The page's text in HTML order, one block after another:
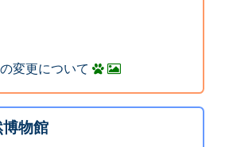
変更について
物館